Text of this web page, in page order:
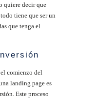
quiere decir que
tiene que ser un
que tenga el
comienzo del
landing page es
Este proceso